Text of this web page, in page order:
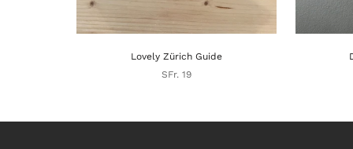
Lovely Zürich Guide
SFr. 19